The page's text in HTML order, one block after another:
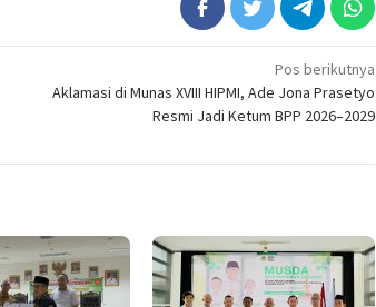
Pos berikutnya
Aklamasi di Munas XVIII HIPMI, Ade Jona Prasetyo
Resmi Jadi Ketum BPP 2026–2029